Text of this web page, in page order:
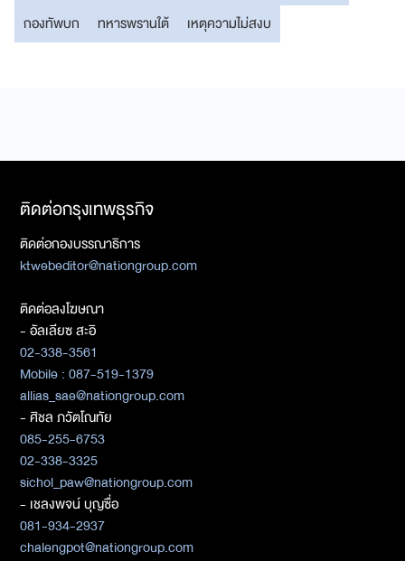
กองทัพบก
ทหารพรานใต้ เหตุความไม่สงบ
ติดต่อกรุงเทพธุรกิจ
ติดต่อกองบรรณาธิการ
ktwebeditor@nationgroup.com
ติดต่อลงโฆษณา
- อัลเลียซ สะอิ
02-338-3561
Mobile : 087-519-1379
allias_sae@nationgroup.com
- ศิชล ภวัตโณทัย
085-255-6753
02-338-3325
sichol_paw@nationgroup.com
- เชลงพจน์ บุญซื่อ
081-934-2937
chalengpot@nationgroup.com